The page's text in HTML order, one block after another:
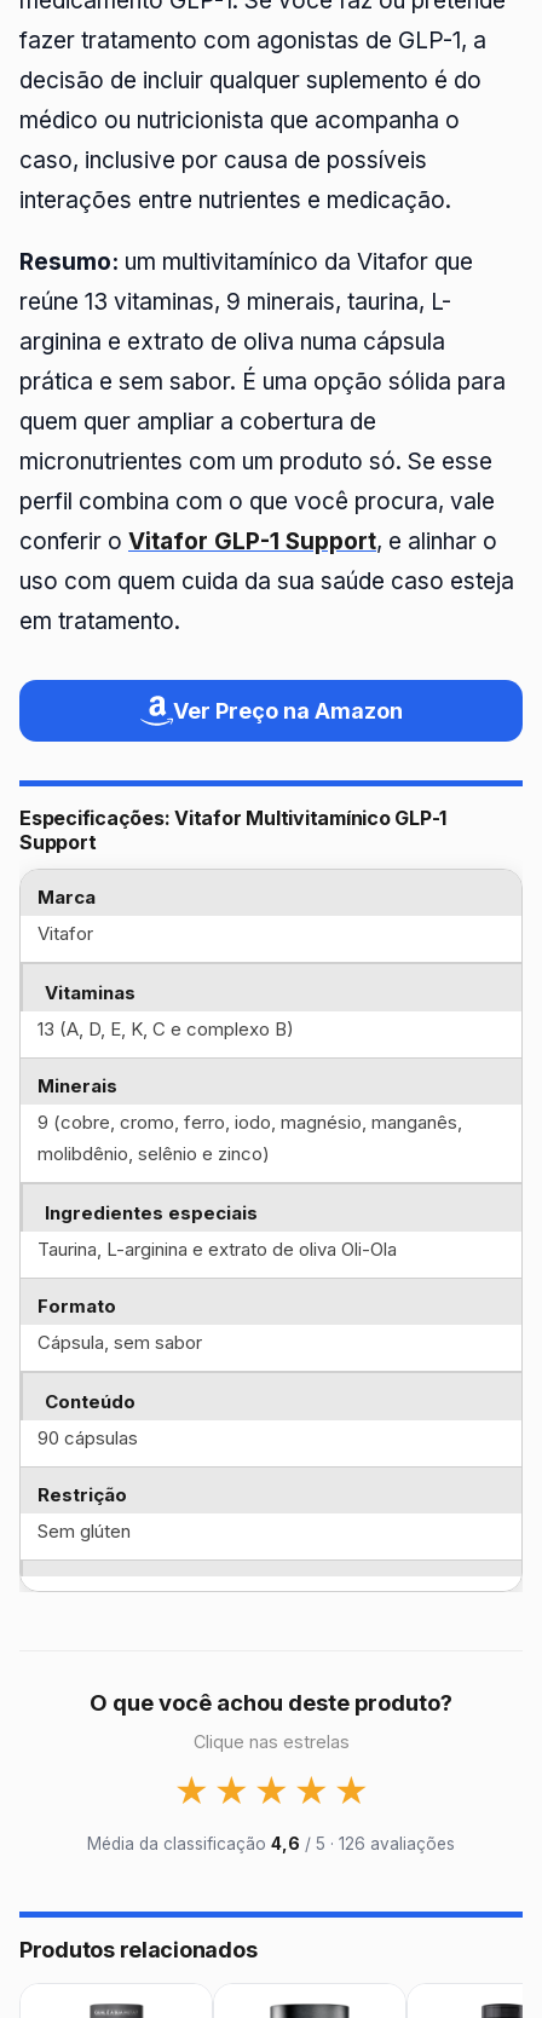
fazer tratamento com agonistas de GLP-1, a
decisão de incluir qualquer suplemento é do
médico ou nutricionista que acompanha o
caso, inclusive por causa de possíveis
interações entre nutrientes e medicação.
Resumo: um multivitamínico da Vitafor que
reúne 13 vitaminas, 9 minerais, taurina, L-
arginina e extrato de oliva numa cápsula
prática e sem sabor. É uma opção sólida para
quem quer ampliar a cobertura de
micronutrientes com um produto só. Se esse
perfil combina com o que você procura, vale
conferir o Vitafor GLP-1 Support, e alinhar o
uso com quem cuida da sua saúde caso esteja
em tratamento.
Ver Preço na Amazon
Especificações: Vitafor Multivitamínico GLP-1
Support
Marca
Vitafor
Vitaminas
13 (A, D, E, K, C e complexo B)
Minerais
9 (cobre, cromo, ferro, iodo, magnésio, manganês,
molibdênio, selênio e zinco)
Ingredientes especiais
Taurina, L-arginina e extrato de oliva Oli-Ola
Formato
Cápsula, sem sabor
Conteúdo
90 cápsulas
Restrição
Sem glúten
O que você achou deste produto?
Clique nas estrelas
★ ★ ★ ★ ★
Média da classificação 4,6 / 5 · 126 avaliações
Produtos relacionados